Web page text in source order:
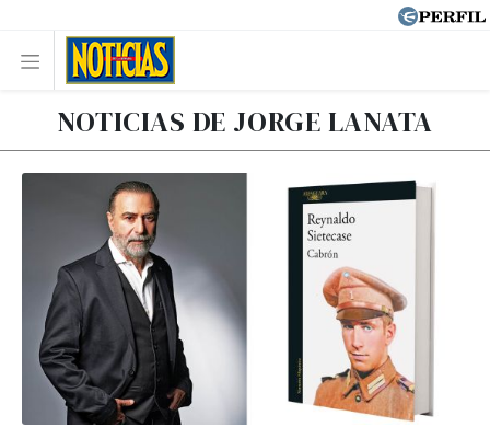
NOTICIAS DE JORGE LANATA